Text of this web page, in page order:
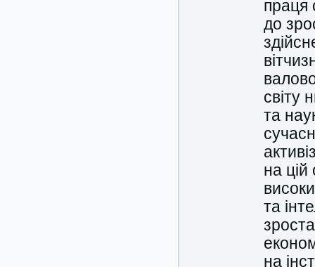
праця
до
світу
та
на цій
та
на